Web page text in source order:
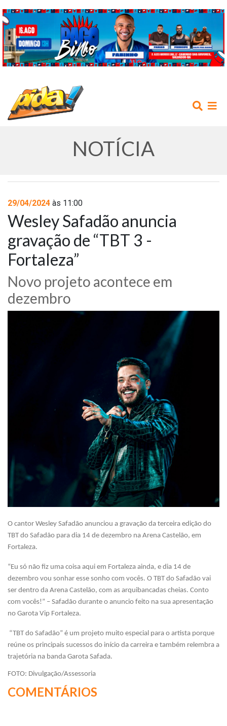
AGENDA
NOTÍCIAS
NOTÍCIA
29/04/2024 às 11:00
Wesley Safadão anuncia
gravação de “TBT 3 -
Fortaleza”
Novo projeto acontece em
dezembro
O cantor Wesley Safadão anunciou a gravação da terceira edição do
TBT do Safadão para dia 14 de dezembro na Arena Castelão, em
Fortaleza.
“Eu só não fiz uma coisa aqui em Fortaleza ainda, e dia 14 de
dezembro vou sonhar esse sonho com vocês. O TBT do Safadão vai
ser dentro da Arena Castelão, com as arquibancadas cheias. Conto
com vocês!” – Safadão durante o anuncio feito na sua apresentação
no Garota Vip Fortaleza.
“TBT do Safadão” é um projeto muito especial para o artista porque
reúne os principais sucessos do início da carreira e também relembra a
trajetória na banda Garota Safada.
FOTO: Divulgação/Assessoria
COMENTÁRIOS